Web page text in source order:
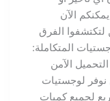
الآن
الفرق
المتكاملة:
الآمن
لوجستيات
لجميع كميات